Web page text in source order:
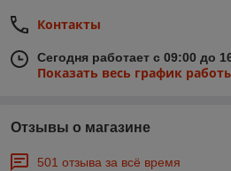
Контакты
Сегодня работает с 09:00 до
Показать весь график
Отзывы о магазине
501 отзыва за всё время